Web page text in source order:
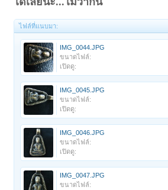
ไฟล์ที่แนบมา:
IMG_0044.JPG
ขนาดไฟล์:
เปิดดู:
IMG_0045.JPG
ขนาดไฟล์:
เปิดดู:
IMG_0046.JPG
ขนาดไฟล์:
เปิดดู:
IMG_0047.JPG
ขนาดไฟล์: